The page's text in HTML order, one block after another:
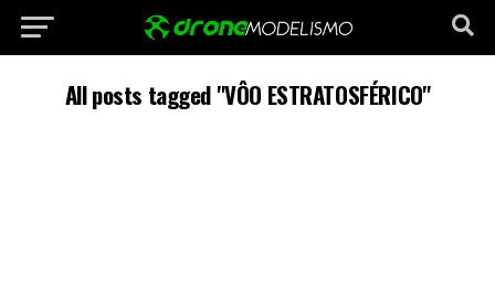
All posts tagged "VÔO ESTRATOSFÉRICO"